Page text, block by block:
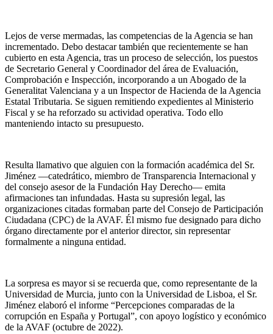
Lejos de verse mermadas, las competencias de la Agencia se han
incrementado. Debo destacar también que recientemente se han
cubierto en esta Agencia, tras un proceso de selección, los puestos
de Secretario General y Coordinador del área de Evaluación,
Comprobación e Inspección, incorporando a un Abogado de la
Generalitat Valenciana y a un Inspector de Hacienda de la Agencia
Estatal Tributaria. Se siguen remitiendo expedientes al Ministerio
Fiscal y se ha reforzado su actividad operativa. Todo ello
manteniendo intacto su presupuesto.
Resulta llamativo que alguien con la formación académica del Sr.
Jiménez —catedrático, miembro de Transparencia Internacional y
del consejo asesor de la Fundación Hay Derecho— emita
afirmaciones tan infundadas. Hasta su supresión legal, las
organizaciones citadas formaban parte del Consejo de Participación
Ciudadana (CPC) de la AVAF. Él mismo fue designado para dicho
órgano directamente por el anterior director, sin representar
formalmente a ninguna entidad.
La sorpresa es mayor si se recuerda que, como representante de la
Universidad de Murcia, junto con la Universidad de Lisboa, el Sr.
Jiménez elaboró el informe “Percepciones comparadas de la
corrupción en España y Portugal”, con apoyo logístico y económico
de la AVAF (octubre de 2022).